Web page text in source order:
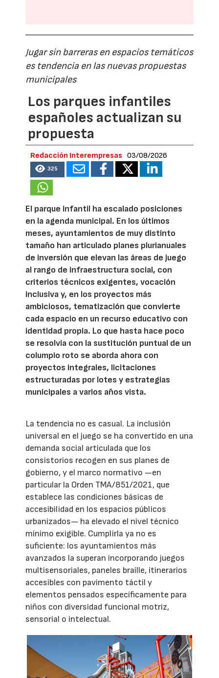
Jugar sin barreras en espacios temáticos
es tendencia en las nuevas propuestas
municipales
Los parques infantiles
españoles actualizan su
propuesta
Redacción Interempresas 03/08/2026
325
El parque infantil ha escalado posiciones
en la agenda municipal. En los últimos
meses, ayuntamientos de muy distinto
tamaño han articulado planes plurianuales
de inversión que elevan las áreas de juego
al rango de infraestructura social, con
criterios técnicos exigentes, vocación
inclusiva y, en los proyectos más
ambiciosos, tematización que convierte
cada espacio en un recurso educativo con
identidad propia. Lo que hasta hace poco
se resolvía con la sustitución puntual de un
columpio roto se aborda ahora con
proyectos integrales, licitaciones
estructuradas por lotes y estrategias
municipales a varios años vista.
La tendencia no es casual. La inclusión
universal en el juego se ha convertido en una
demanda social articulada que los
consistorios recogen en sus planes de
gobierno, y el marco normativo —en
particular la Orden TMA/851/2021, que
establece las condiciones básicas de
accesibilidad en los espacios públicos
urbanizados— ha elevado el nivel técnico
mínimo exigible. Cumplirla ya no es
suficiente: los ayuntamientos más
avanzados la superan incorporando juegos
multisensoriales, paneles braille, itinerarios
accesibles con pavimento táctil y
elementos pensados específicamente para
niños con diversidad funcional motriz,
sensorial o intelectual.